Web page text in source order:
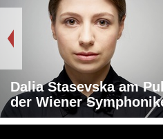
Dalia Stasevska am
der Wiener